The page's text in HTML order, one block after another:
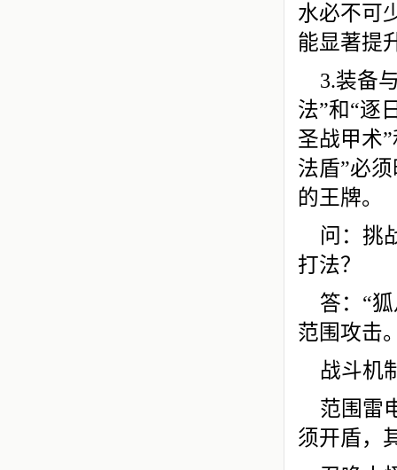
水必不可
能显著提
3.装备
法”和“逐
圣战甲术
法盾”必
的王牌。
问：挑
打法？
答：“
范围攻击
战斗机
范围雷
须开盾，